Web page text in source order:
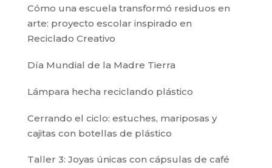
Cómo una escuela transformó residuos en
arte: proyecto escolar inspirado en
Reciclado Creativo
Día Mundial de la Madre Tierra
Lámpara hecha reciclando plástico
Cerrando el ciclo: estuches, mariposas y
cajitas con botellas de plástico
Taller 3: Joyas únicas con cápsulas de café